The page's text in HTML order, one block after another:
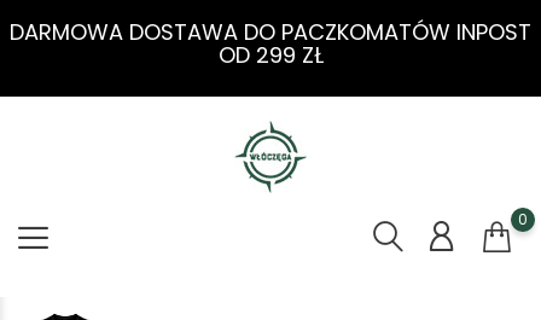
DARMOWA DOSTAWA DO PACZKOMATÓW INPOST
OD 299 ZŁ
0